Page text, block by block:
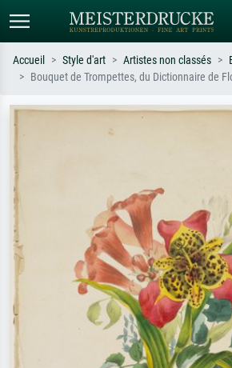
Recherchez par artiste, titre ou style –
ex. Monet, Nuit étoilée,
Accueil Style d'art Artistes non classés
Bouquet de Trompettes, du Dictionnaire de